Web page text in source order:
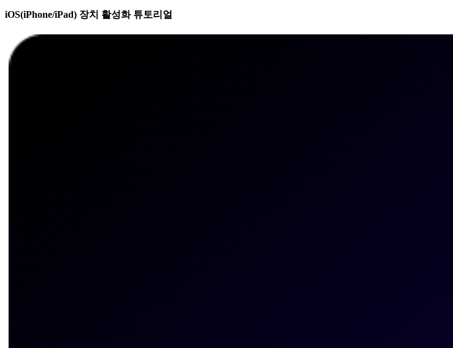
iOS(iPhone/iPad) 장치 활성화 튜토리얼